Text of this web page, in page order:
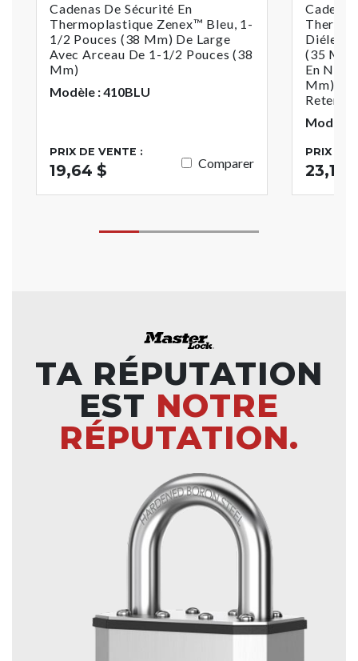
Cadenas De Sécurité En
Thermoplastique Zenex™ Bleu, 1-
1/2 Pouces (38 Mm) De Large
Avec Arceau De 1-1/2 Pouces (38
Mm)
Modèle : 410BLU
PRIX DE VENTE :
19,64 $ Comparer
(35
En
Mm) De
Modèle
PRIX DE
23,18
TA RÉPUTATION
EST NOTRE
RÉPUTATION.